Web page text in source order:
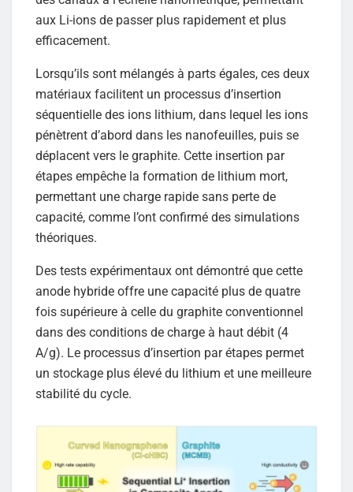
aux Li-ions de passer plus rapidement et plus
efficacement.
Lorsqu’ils sont mélangés à parts égales, ces deux
matériaux facilitent un processus d’insertion
séquentielle des ions lithium, dans lequel les ions
pénètrent d’abord dans les nanofeuilles, puis se
déplacent vers le graphite. Cette insertion par
étapes empêche la formation de lithium mort,
permettant une charge rapide sans perte de
capacité, comme l’ont confirmé des simulations
théoriques.
Des tests expérimentaux ont démontré que cette
anode hybride offre une capacité plus de quatre
fois supérieure à celle du graphite conventionnel
dans des conditions de charge à haut débit (4
A/g). Le processus d’insertion par étapes permet
un stockage plus élevé du lithium et une meilleure
stabilité du cycle.